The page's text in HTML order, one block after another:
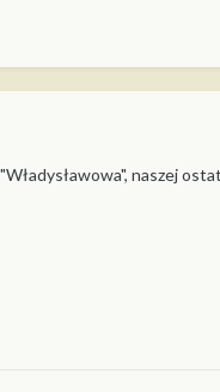
naszej